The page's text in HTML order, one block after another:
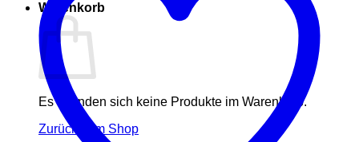
Warenkorb
Es befinden sich keine Produkte im Warenkorb.
Zurück zum Shop